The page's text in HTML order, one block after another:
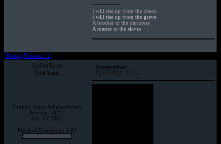
--------------
I will rise up from the chaos
I will rise up from the grave
A brother to the darkness
A master to the slaves
Beitrag Nummer: 2
UnDerTaker
Total Satan
Gruppe: Super Administrators
Beiträge: 10724
Seit: 04.2002
Mitglied Bewertung: 4.83
Geschrieben:
13.07.2022, 22:11